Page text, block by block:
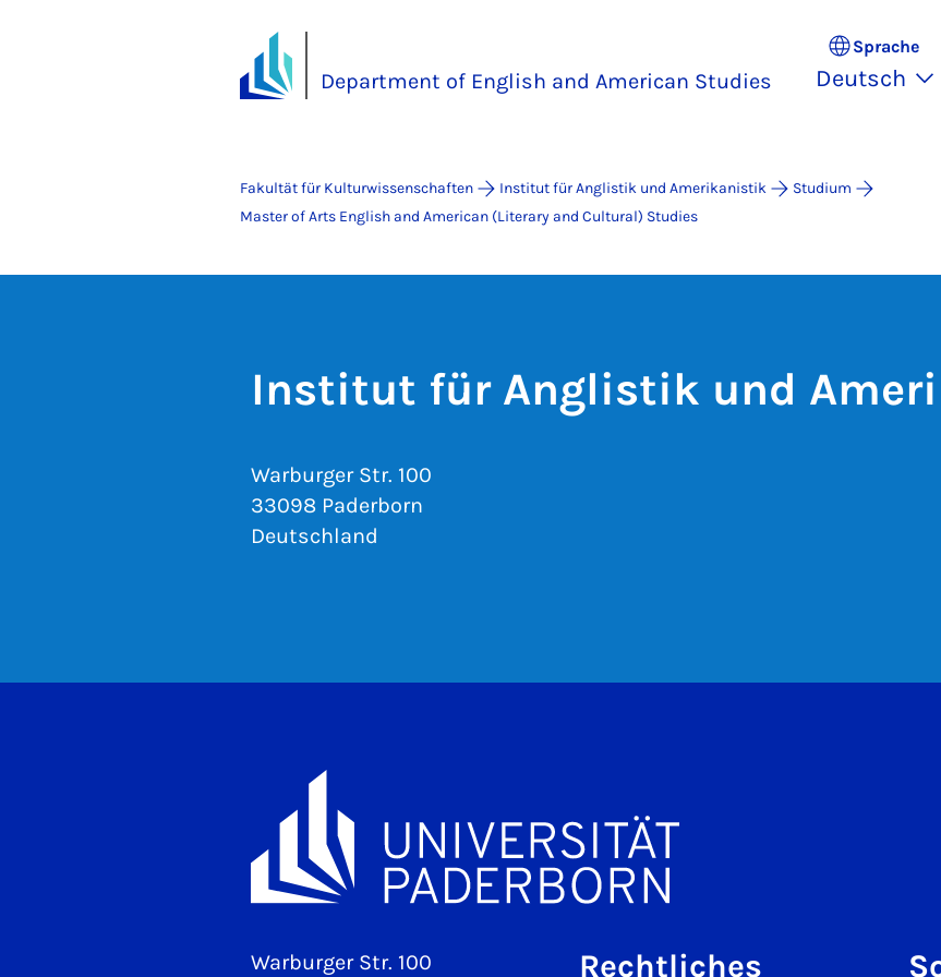
Department of English and American Studies
Sprache
Deutsch
Fakultät für Kulturwissenschaften Institut für Anglistik und Amerikanistik
Studium
Master of Arts English and American (Literary and Cultural) Studies
Institut für Anglistik und
Warburger Str. 100
33098 Paderborn
Deutschland
Warburger Str. 100 Rechtliches